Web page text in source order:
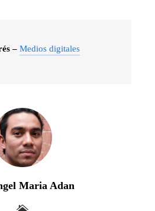
– Medios digitales
Maria Adan